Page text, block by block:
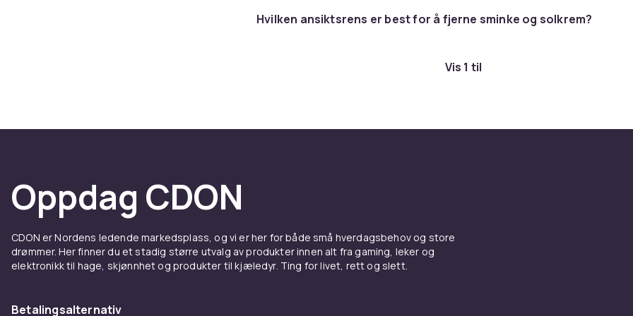
glykolsyre for glød, eller BHA-syrer som salisylsyre for å rense porene i
Eksfolier et par ganger i uken for å holde huden glatt og mottakelig for
Anti-age hudpleie og solbeskyttelse
finner du ansiktskremer med innebygd SPF, dedikerte solbeskyttelser for
og nattkremer med retinol som jobber mens du sover.
Hvilken ansiktsrens er best for å fjerne sminke og solkrem?
Vis 1 til
Oppdag CDON
CDON er Nordens ledende markedsplass, og vi er her for både små hverdagsbehov og store
drømmer. Her finner du et stadig større utvalg av produkter innen alt fra gaming, leker og
elektronikk til hage, skjønnhet og produkter til kjæledyr. Ting for livet, rett og slett.
Betalingsalternativ